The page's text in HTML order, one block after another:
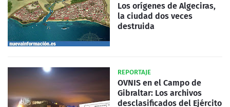
Los orígenes de Algeciras,
la ciudad dos veces
destruida
REPORTAJE
OVNIS en el Campo de
Gibraltar: Los archivos
desclasificados del Ejército